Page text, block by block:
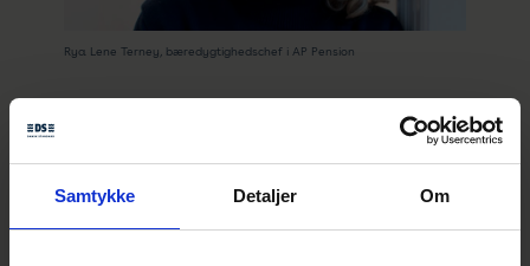
Samtykke Detaljer Om
Rya Lene Terney, bæredygtighedschef i AP Pension
En af de største succesfaktorer i arbejdet